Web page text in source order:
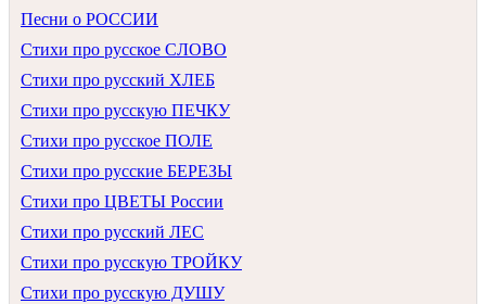
Песни о РОССИИ
Стихи про русское СЛОВО
Стихи про русский ХЛЕБ
Стихи про русскую ПЕЧКУ
Стихи про русское ПОЛЕ
Стихи про русские БЕРЕЗЫ
Стихи про ЦВЕТЫ России
Стихи про русский ЛЕС
Стихи про русскую ТРОЙКУ
Стихи про русскую ДУШУ